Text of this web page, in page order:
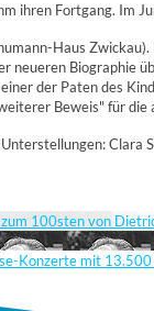
ihren Fortgang. Im
Haus
neueren Biographie
der Paten des
Beweis" für
Clara
100sten von
Konzerte mit